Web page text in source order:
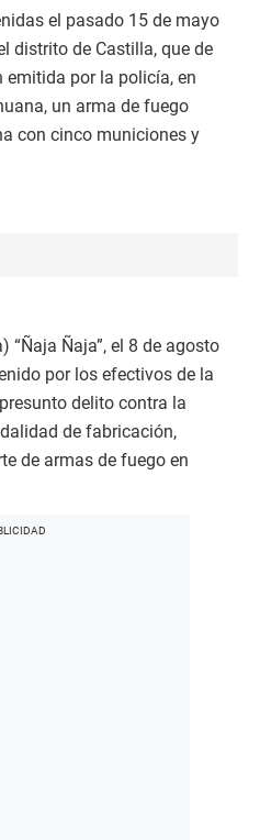
el pasado 15 de mayo
distrito de Castilla, que de
por la policía, en
un arma de fuego
con cinco municiones y
“Ñaja Ñaja”, el 8 de agosto
por los efectivos de la
delito contra la
de fabricación,
de armas de fuego en